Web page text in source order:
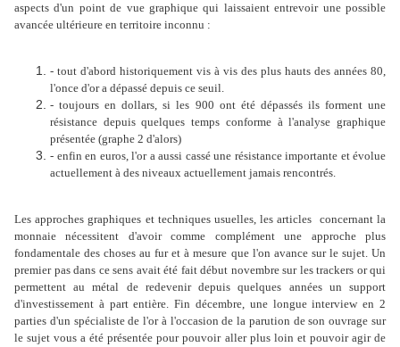
aspects d'un point de vue graphique qui laissaient entrevoir une possible
avancée ultérieure en territoire inconnu :
- tout d'abord historiquement vis à vis des plus hauts des années 80,
l'once d'or a dépassé depuis ce seuil.
- toujours en dollars, si les 900 ont été dépassés ils forment une
résistance depuis quelques temps conforme à l'analyse graphique
présentée (graphe 2 d'alors)
- enfin en euros, l'or a aussi cassé une résistance importante et évolue
actuellement à des niveaux actuellement jamais rencontrés.
Les approches graphiques et techniques usuelles, les articles concernant la
monnaie nécessitent d'avoir comme complément une approche plus
fondamentale des choses au fur et à mesure que l'on avance sur le sujet. Un
premier pas dans ce sens avait été fait début novembre sur les trackers or qui
permettent au métal de redevenir depuis quelques années un support
d'investissement à part entière. Fin décembre, une longue interview en 2
parties d'un spécialiste de l'or à l'occasion de la parution de son ouvrage sur
le sujet vous a été présentée pour pouvoir aller plus loin et pouvoir agir de